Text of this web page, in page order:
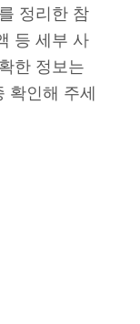
정리한 참
등 세부 사
한 정보는
확인해 주세